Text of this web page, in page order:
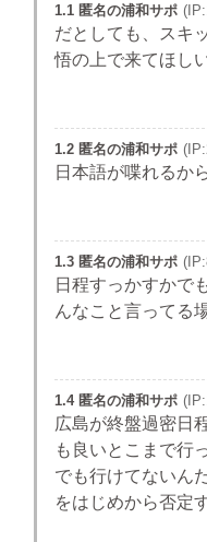
1.1 匿名の浦和サポ
だとしても、スキ
悟の上で来てほし
1.2 匿名の浦和サポ
日本語が喋れるか
1.3 匿名の浦和サポ
日程すっかすかで
んなこと言ってる
1.4 匿名の浦和サポ
広島が終盤過密日
も良いとこまで行
でも行けてないん
をはじめから否定